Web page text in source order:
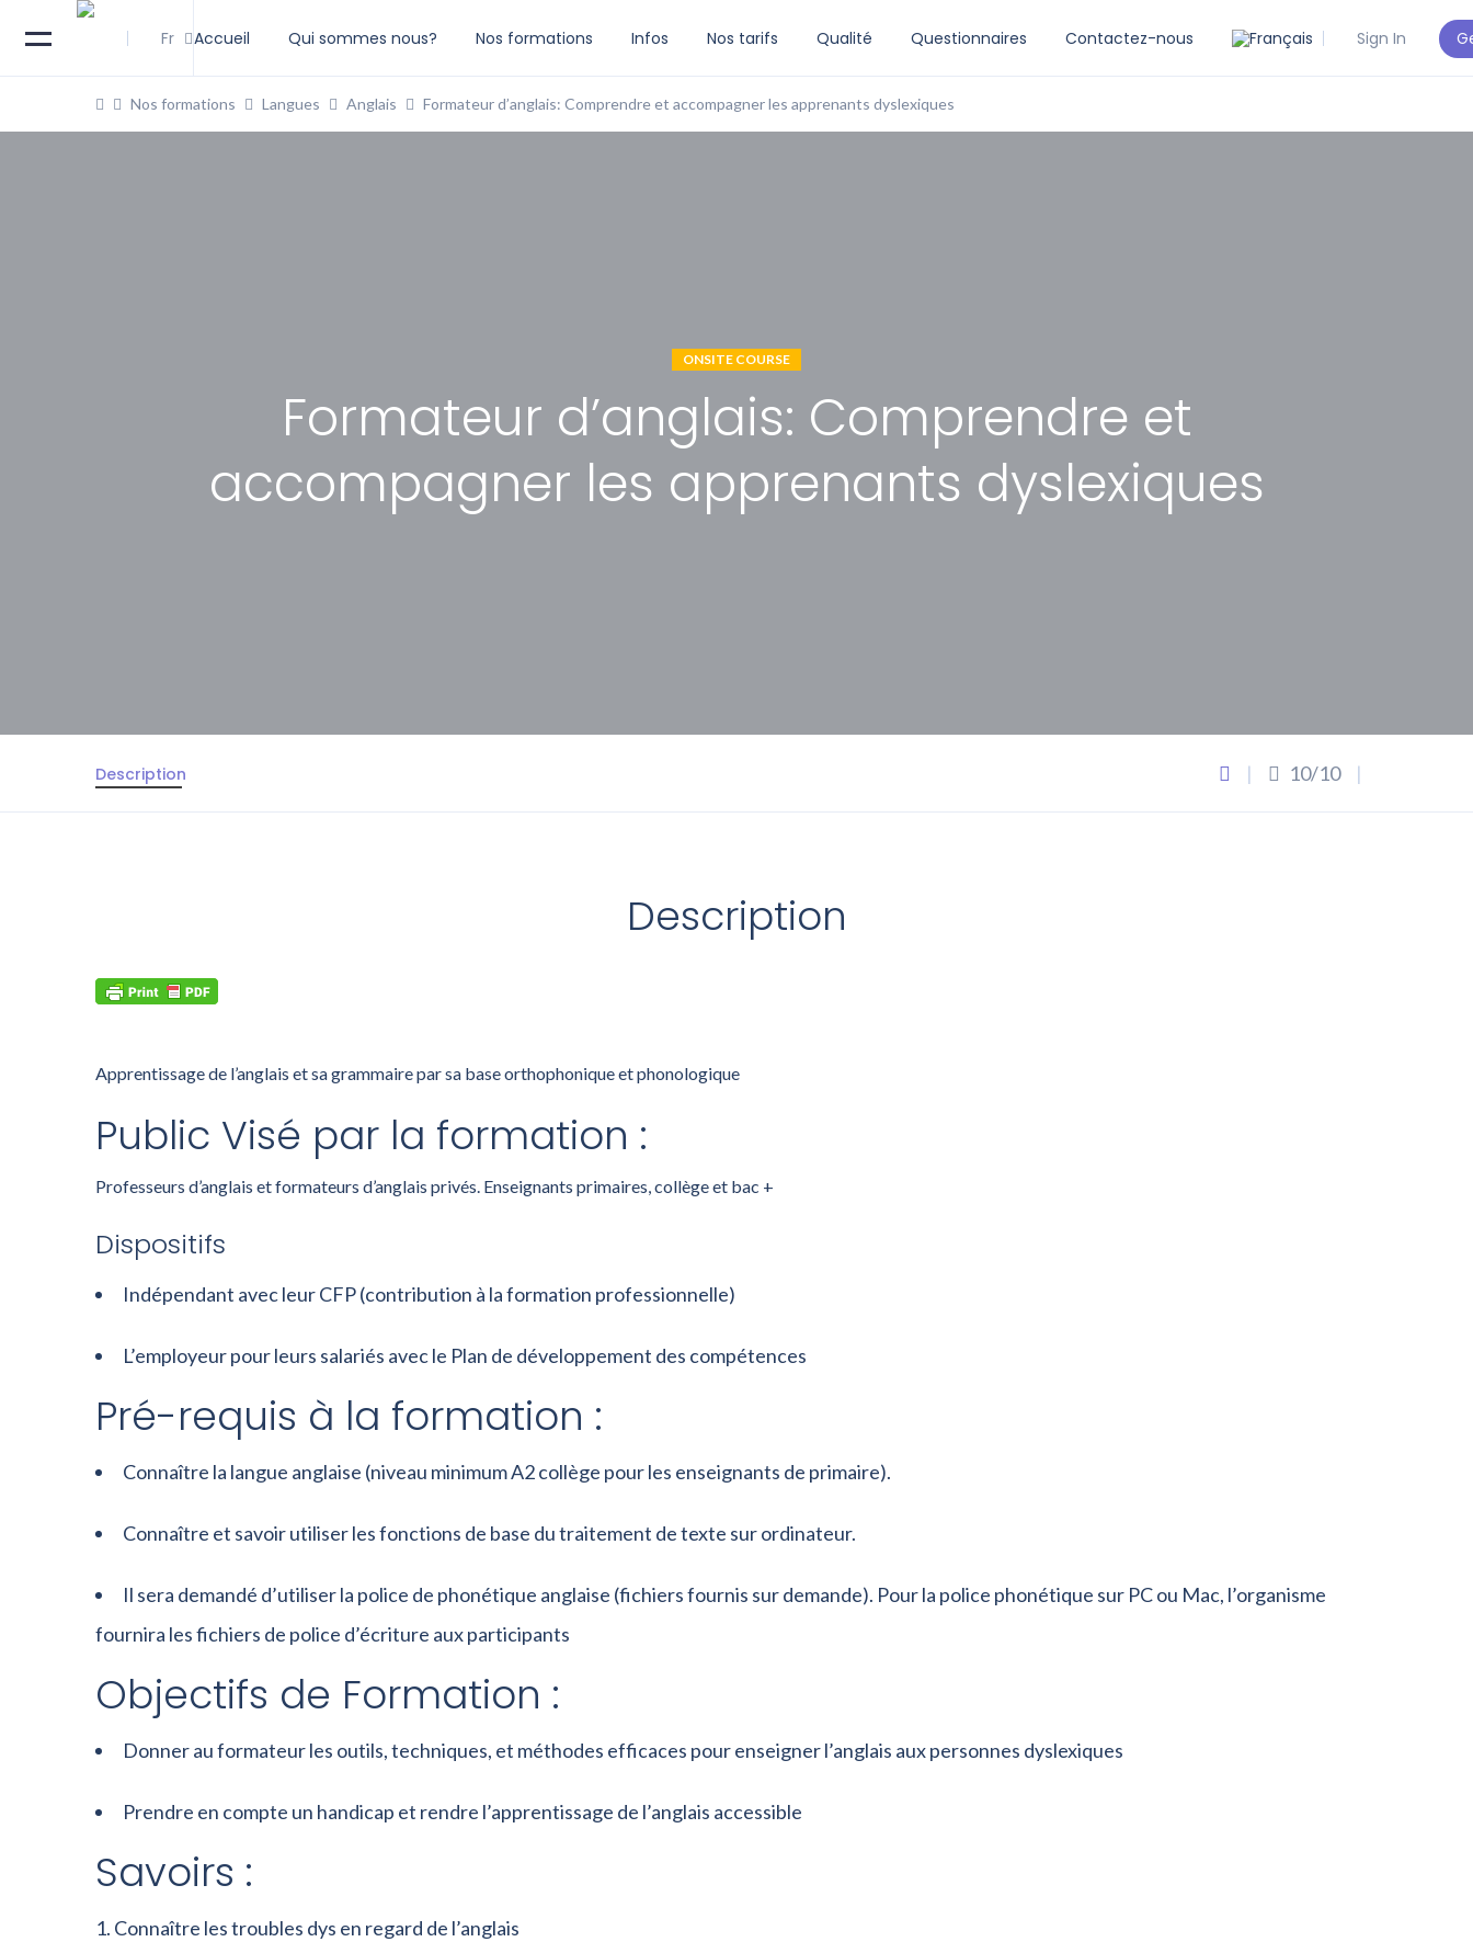
Fr Accueil Qui sommes nous? Nos formations Infos Nos tarifs Qualité Questionnaires Contactez-nous Sign In
Nos formations Langues Anglais Formateur d’anglais: Comprendre et accompagner les apprenants dyslexiques
ONSITE COURSE
Formateur d’anglais: Comprendre et
accompagner les apprenants dyslexiques
Description | 10/10 |
Description
Apprentissage de l’anglais et sa grammaire par sa base orthophonique et phonologique
Public Visé par la formation :
Professeurs d’anglais et formateurs d’anglais privés. Enseignants primaires, collège et bac +
Dispositifs
Indépendant avec leur CFP (contribution à la formation professionnelle)
L’employeur pour leurs salariés avec le Plan de développement des compétences
Pré-requis à la formation :
Connaître la langue anglaise (niveau minimum A2 collège pour les enseignants de primaire).
Connaître et savoir utiliser les fonctions de base du traitement de texte sur ordinateur.
Il sera demandé d’utiliser la police de phonétique anglaise (fichiers fournis sur demande). Pour la police phonétique sur PC ou Mac, l’organisme
fournira les fichiers de police d’écriture aux participants
Objectifs de Formation :
Donner au formateur les outils, techniques, et méthodes efficaces pour enseigner l’anglais aux personnes dyslexiques
Prendre en compte un handicap et rendre l’apprentissage de l’anglais accessible
Savoirs :
Connaître les troubles dys en regard de l’anglais